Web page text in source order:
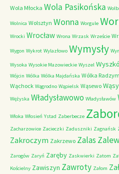
Wola Młocka Wola Pasikońska
Wolnica Wolsztyn Wonna Worgule
Wrocki Wrocław Wrona Wrzask Wrzeście
Wygon Wykrot Wylazłowo Wymysły
Wysoka Wysokie Mazowieckie Wyszel
Wójcin Wólka Wólka Majdańska Wólka
Wąchock Wągrodno Wąpielsk Wąsewo Wąsy
Wężyska Władysławowo Władysławów
Włoka Włosień Ystad Zaberbecze
Zacharzowice Zacieczki Zaduszniki Zagnańsk
Zakroczym Zakrzewo Zalas
Zarogów Zaryń Zaręby Zaskwierki Zatom
Kościelny Zawiszyn Zawroty Załom